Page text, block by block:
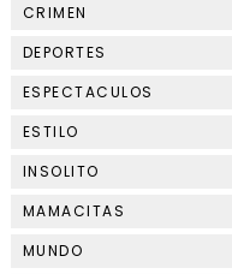
CRIMEN
DEPORTES
ESPECTACULOS
ESTILO
INSOLITO
MAMACITAS
MUNDO